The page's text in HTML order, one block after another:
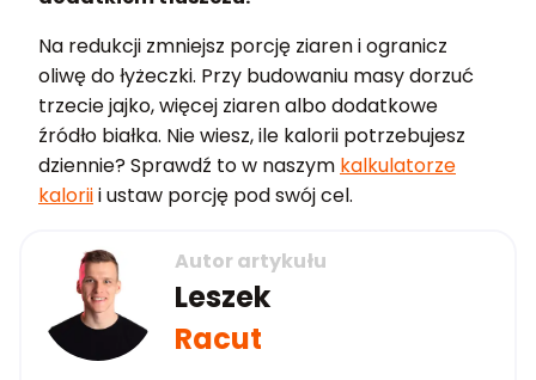
Na redukcji zmniejsz porcję ziaren i ogranicz
oliwę do łyżeczki. Przy budowaniu masy dorzuć
trzecie jajko, więcej ziaren albo dodatkowe
źródło białka. Nie wiesz, ile kalorii potrzebujesz
dziennie? Sprawdź to w naszym kalkulatorze
kaloriii ustaw porcję pod swój cel.
Autor artykułu
Leszek
Racut